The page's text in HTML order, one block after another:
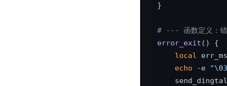
}
# --- 函数定义：
error_exit () {
local
echo -e